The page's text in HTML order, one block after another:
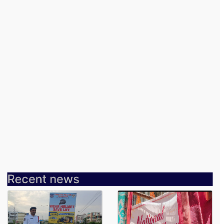
Recent news